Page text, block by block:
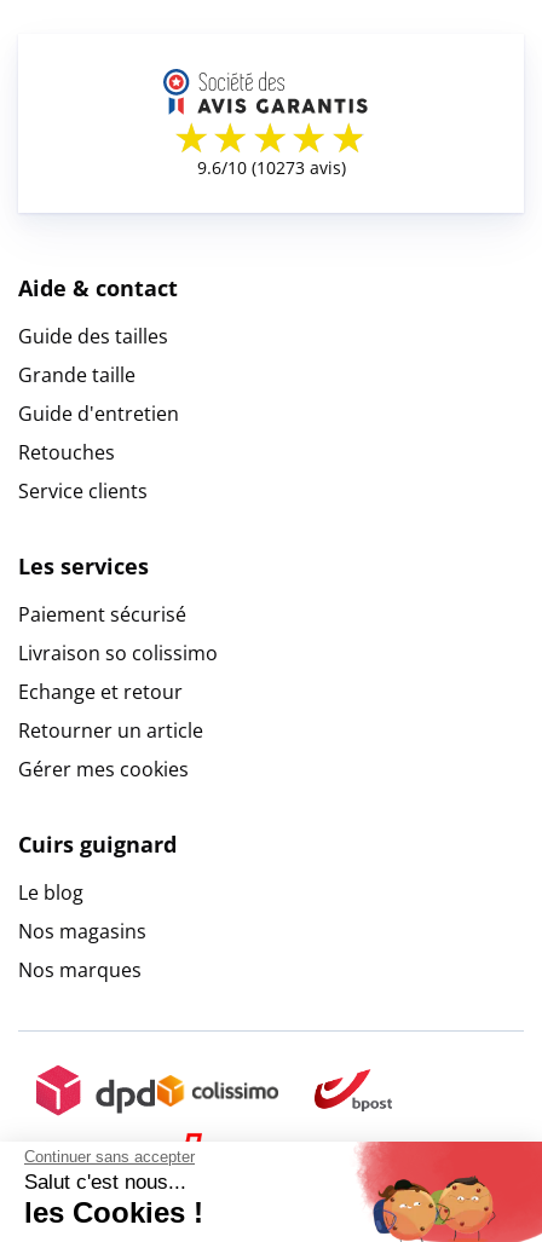
Continuer sans accepter
Salut c'est nous...
les Cookies !
Aide & contact
Guide des tailles
Grande taille
Guide d'entretien
Retouches
Service clients
Les services
Paiement sécurisé
Livraison so colissimo
Echange et retour
Retourner un article
Gérer mes cookies
Cuirs guignard
Le blog
Nos magasins
Nos marques